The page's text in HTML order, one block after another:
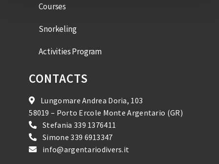
Courses
Snorkeling
Activities Program
CONTACTS
Lungomare Andrea Doria, 103
58019 – Porto Ercole Monte Argentario (GR)
Stefania 339 1376411
Simone 339 6913347
info@argentariodivers.it